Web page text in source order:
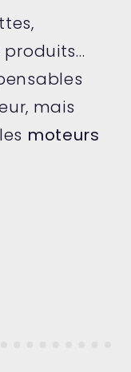
mais
moteurs